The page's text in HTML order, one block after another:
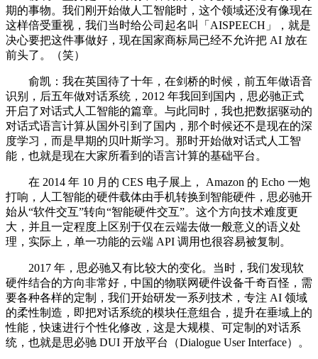
期的事物。我们刚开始做人工智能时，这个领域还没有像现在
这样倍受重视，我们当时给公司起名叫「AISPEECH」，就是
决心要把这件事做好，现在国家商标局已经不允许把 AI 放在
前头了。（笑）
俞凯：我在英国待了十年，在剑桥的时候，前五年做语音
识别，后五年做对话系统，2012 年我回到国内，思必驰正式
开启了对话式人工智能的篇章。与此同时，我也把数据驱动的
对话式语言计算从国外引到了国内，那个时候还不是现在的深
度学习，而是早期的贝叶斯学习。那时开始做对话式人工智
能，也就是现在大家所看到的语言计算的基础平台。
在 2014 年 10 月的 CES 电子展上， Amazon 的 Echo 一炮
打响，人工智能的硬件载体由手机转换到智能硬件，思必驰开
始从“软件交互”转向“智能硬件交互”。这个方向技术难度更
大，并且一定程度上区别于仅在云端去做一般意义的语义处
理，实际上，单一功能的云端 API 调用也很容易被复制。
2017 年，思必驰又有比较大的变化。当时，我们发现软
硬件结合的方向非常好，中国的物联网硬件设备千奇百怪，需
要各种各样的定制，我们开始研发一系列技术，专注 AI 领域
的柔性制造，即把对话系统的模块任意组合，提升在垂域上的
性能，快速进行个性化修改，这是大规模、可定制的对话系
统，也就是思必驰 DUI 开放平台（Dialogue User Interface）。